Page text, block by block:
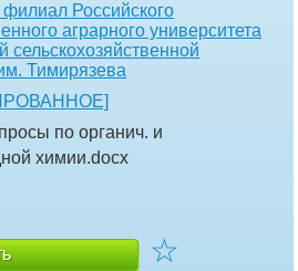
филиал Российского
аграрного университета
сельскохозяйственной
Тимирязева
по органич. и
химии.docx
☆